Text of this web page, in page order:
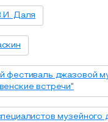
Даля
фестиваль джазовой
встречи"
музейного